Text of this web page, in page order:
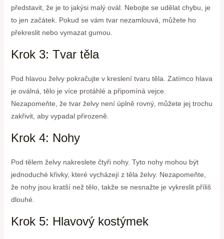
představit, že je to jakýsi malý ovál. Nebojte se udělat chybu, je
to jen začátek. Pokud se vám tvar nezamlouvá, můžete ho
překreslit nebo vymazat gumou.
Krok 3: Tvar těla
Pod hlavou želvy pokračujte v kreslení tvaru těla. Zatímco hlava
je oválná, tělo je více protáhlé a připomíná vejce.
Nezapomeňte, že tvar želvy není úplně rovný, můžete jej trochu
zakřivit, aby vypadal přirozeně.
Krok 4: Nohy
Pod tělem želvy nakreslete čtyři nohy. Tyto nohy mohou být
jednoduché křivky, které vycházejí z těla želvy. Nezapomeňte,
že nohy jsou kratší než tělo, takže se nesnažte je vykreslit příliš
dlouhé.
Krok 5: Hlavový kostýmek